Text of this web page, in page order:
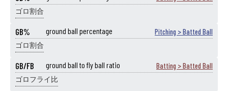
ゴロ割合
GB% ground ball percentage Pitching > Batted Ball
ゴロ割合
GB/FB ground ball to fly ball ratio Batting > Batted Ball
ゴロフライ比